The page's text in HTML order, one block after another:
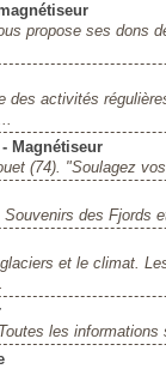
propose ses dons
des activités
Magnétiseur
(74). "Soulagez
Souvenirs des Fjords
et le climat.
les informations